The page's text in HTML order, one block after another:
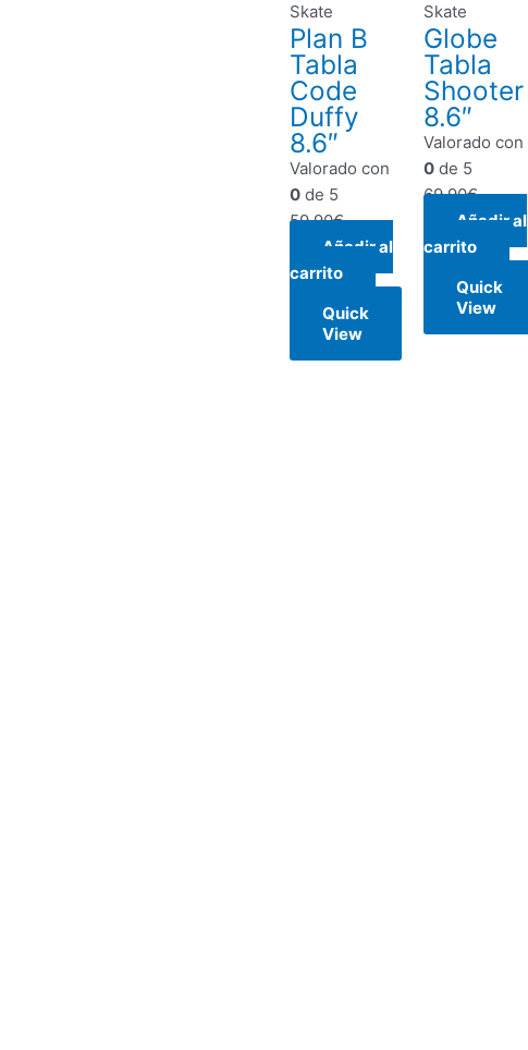
Skate
Plan B
Tabla
Code
Duffy
8.6″
Valorado con
0 de 5
59,90€
Añadir al
carrito
Quick
View
Skate
Globe
Tabla
Shooter
8.6″
Valorado con
0 de 5
69,90€
Añadir al
carrito
Quick
View